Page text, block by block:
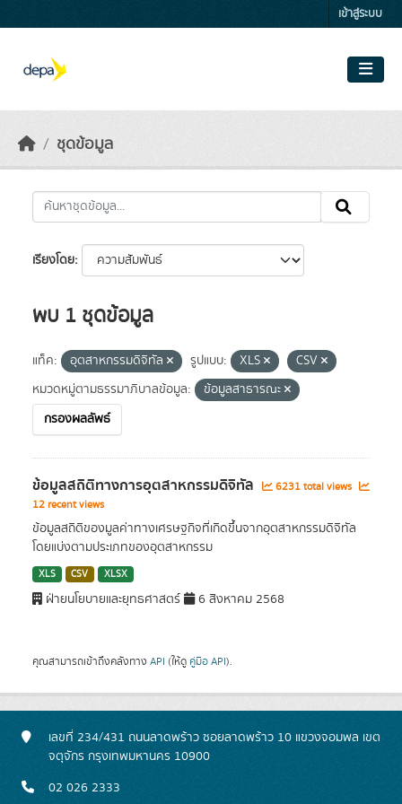
เข้าสู่ระบบ
ชุดข้อมูล
เรียงโดย
พบ 1 ชุดข้อมูล
แท็ค: อุตสาหกรรมดิจิทัล รูปแบบ: XLS
CSV
หมวดหมู่ตามธรรมาภิบาลข้อมูล:
ข้อมูลสาธารณะ
กรองผลลัพธ์
ข้อมูลสถิติทางการอุตสาหกรรมดิจิทัล
6231 total views
12 recent views
ข้อมูลสถิติของมูลค่าทางเศรษฐกิจที่เกิดขึ้นจากอุตสาหกรรมดิจิทัล
โดยแบ่งตามประเภทของอุตสาหกรรม
XLS CSV XLSX
ฝ่ายนโยบายและยุทธศาสตร์ 6 สิงหาคม 2568
คุณสามารถเข้าถึงคลังทาง API (ให้ดู คู่มือ API).
เลขที่ 234/431 ถนนลาดพร้าว ซอยลาดพร้าว 10 แขวงจอมพล เขต
จตุจักร กรุงเทพมหานคร 10900
02 026 2333